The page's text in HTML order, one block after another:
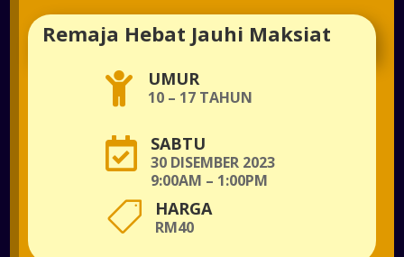
Remaja Hebat Jauhi Maksiat
 UMUR
10 – 17 TAHUN
 SABTU
30 DISEMBER 2023
9:00AM – 1:00PM
 HARGA
RM40